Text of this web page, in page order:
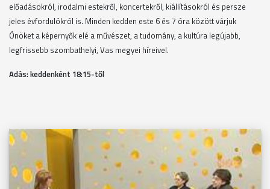
előadásokról, irodalmi estekről, koncertekről, kiállításokról és persze
jeles évfordulókról is. Minden kedden este 6 és 7 óra között várjuk
Önöket a képernyők elé a művészet, a tudomány, a kultúra legújabb,
legfrissebb szombathelyi, Vas megyei híreivel.
Adás: keddenként 18:15-től